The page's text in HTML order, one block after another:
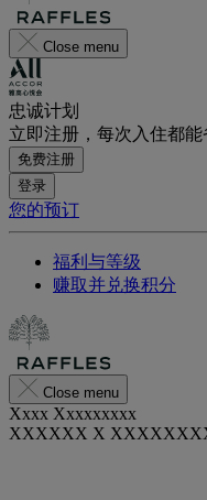
Close menu
忠诚计划
立即注册，每次入住都能
免费注册
登录
您的预订
福利与等级
赚取并兑换积分
Close menu
Xxxx Xxxxxxxxx
XXXXXX X